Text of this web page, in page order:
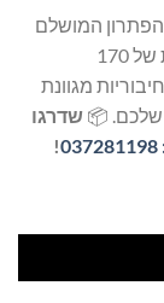
המושלם
להדפסה מהירה, מדויקת ויעילה! 🚀 עם מהירות של 170
מגוונת
שדרגו
!